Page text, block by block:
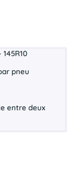
145R10
pneu
entre deux